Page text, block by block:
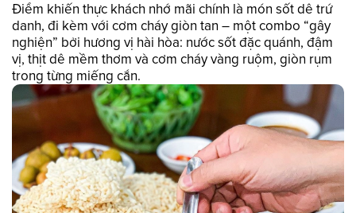
Điểm khiến thực khách nhớ mãi chính là món sốt dê trứ
danh, đi kèm với cơm cháy giòn tan – một combo “gây
nghiện” bởi hương vị hài hòa: nước sốt đặc quánh, đậm
vị, thịt dê mềm thơm và cơm cháy vàng ruộm, giòn rụm
trong từng miếng cắn.